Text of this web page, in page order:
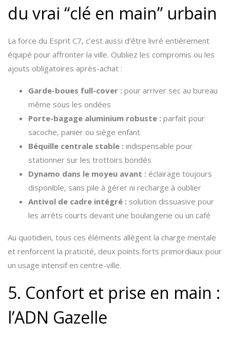
du vrai “clé en main” urbain
La force du Esprit C7, c’est aussi d’être livré entièrement
équipé pour affronter la ville. Oubliez les compromis ou les
ajouts obligatoires après-achat :
Garde-boues full-cover : pour arriver sec au bureau
même sous les ondées
Porte-bagage aluminium robuste : parfait pour
sacoche, panier ou siège enfant
Béquille centrale stable : indispensable pour
stationner sur les trottoirs bondés
Dynamo dans le moyeu avant : éclairage toujours
disponible, sans pile à gérer ni recharge à oublier
Antivol de cadre intégré : solution dissuasive pour
les arrêts courts devant une boulangerie ou un café
Au quotidien, tous ces éléments allègent la charge mentale
et renforcent la praticité, deux points forts primordiaux pour
un usage intensif en centre-ville.
5. Confort et prise en main :
l’ADN Gazelle